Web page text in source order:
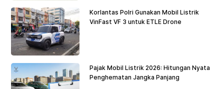
Korlantas Polri Gunakan Mobil Listrik
VinFast VF 3 untuk ETLE Drone
Pajak Mobil Listrik 2026: Hitungan Nyata
Penghematan Jangka Panjang